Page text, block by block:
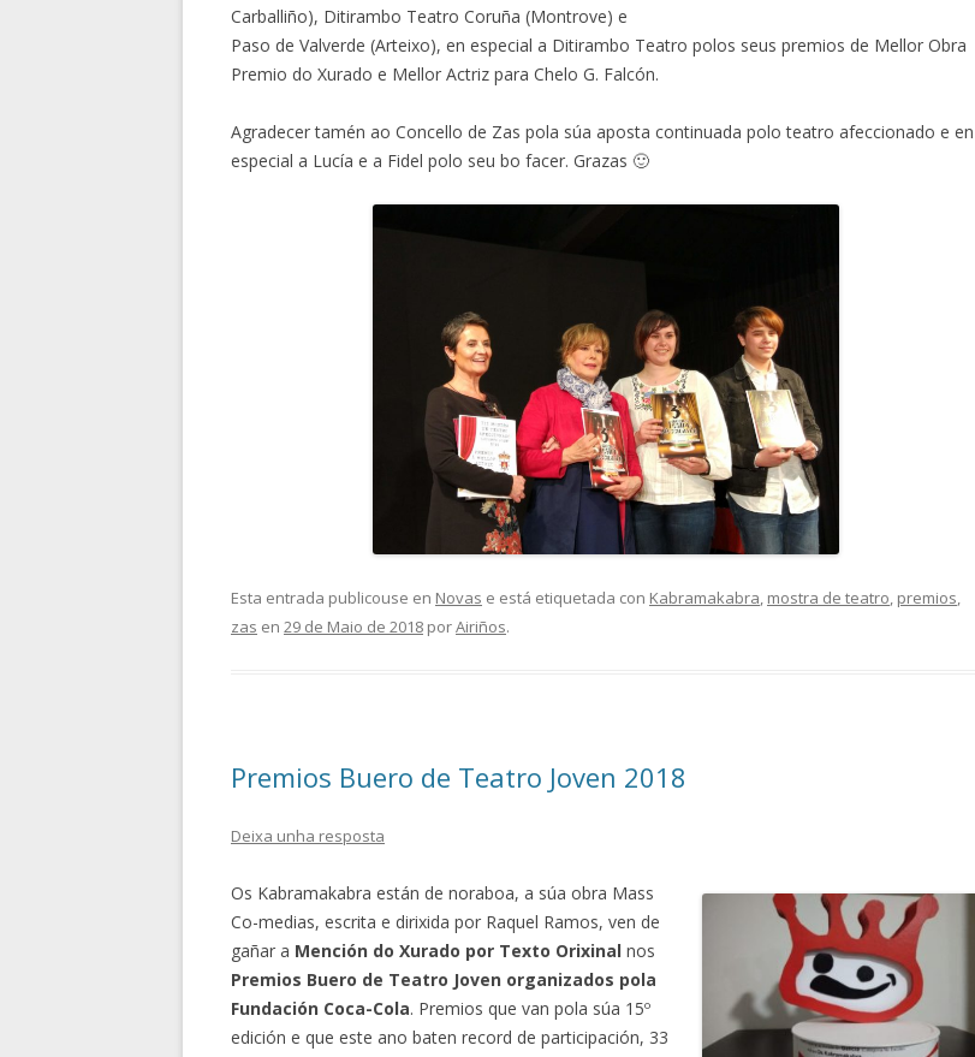
Carballiño), Ditirambo Teatro Coruña (Montrove) e
Paso de Valverde (Arteixo), en especial a Ditirambo Teatro polos seus premios de Mellor Obra
Premio do Xurado e Mellor Actriz para Chelo G. Falcón.
Agradecer tamén ao Concello de Zas pola súa aposta continuada polo teatro afeccionado e en
especial a Lucía e a Fidel polo seu bo facer. Grazas 🙂
Esta entrada publicouse en Novas e está etiquetada con Kabramakabra, mostra de teatro, premios,
zas en 29 de Maio de 2018 porAiriños.
Premios Buero de Teatro Joven 2018
Deixa unha resposta
Os Kabramakabra están de noraboa, a súa obra Mass
Co-medias, escrita e dirixida por Raquel Ramos, ven de
gañar a Mención do Xurado por Texto Orixinal nos
Premios Buero de Teatro Joven organizados pola
Fundación Coca-Cola. Premios que van pola súa 15º
edición e que este ano baten record de participación, 33